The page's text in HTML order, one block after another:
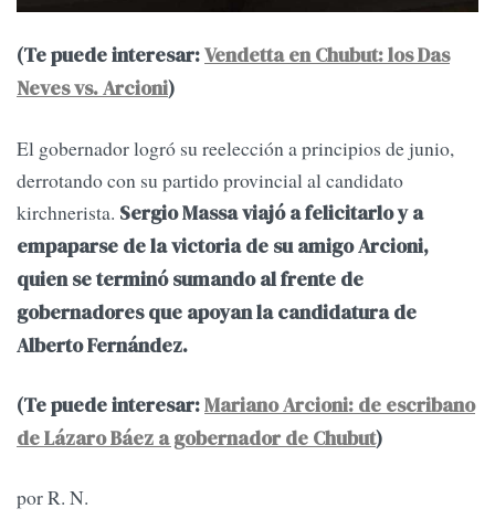
(Te puede interesar:Vendetta en Chubut: los Das
Neves vs. Arcioni)
El gobernador logró su reelección a principios de junio,
derrotando con su partido provincial al candidato
kirchnerista. Sergio Massa viajó a felicitarlo y a
empaparse de la victoria de su amigo Arcioni,
quien se terminó sumando al frente de
gobernadores que apoyan la candidatura de
Alberto Fernández.
(Te puede interesar:Mariano Arcioni: de escribano
de Lázaro Báez a gobernador de Chubut)
por R. N.